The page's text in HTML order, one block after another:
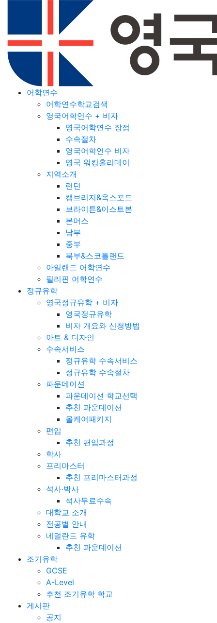
어학연수
어학연수학교검색
영국어학연수 + 비자
영국어학연수 장점
수속절차
영국어학연수 비자
영국 워킹홀리데이
지역소개
런던
캠브리지&옥스포드
브라이튼&이스트본
본머스
남부
중부
북부&스코틀랜드
아일랜드 어학연수
필리핀 어학연수
정규유학
영국정규유학 + 비자
영국정규유학
비자 개요와 신청방법
아트 & 디자인
수속서비스
정규유학 수속서비스
정규유학 수속절차
파운데이션
파운데이션 학교선택
추천 파운데이션
올케어패키지
편입
추천 편입과정
학사
프리마스터
추천 프리마스터과정
석사·박사
석사무료수속
대학교 소개
전공별 안내
네덜란드 유학
추천 파운데이션
조기유학
GCSE
A-Level
추천 조기유학 학교
게시판
공지